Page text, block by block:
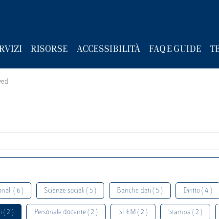
RISORSE ACCESSIBILITÀ FAQ E GUIDE
( 6 ) Scienze sociali ( 5 ) Banche dati ( 5 ) Diritto ( 4 )
( 2 ) Personale docente ( 2 ) STEM ( 2 ) Stampa ( 2 )